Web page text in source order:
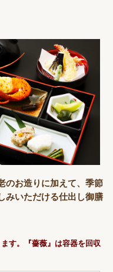
のお造りに加えて、季節
みいただける仕出し御膳
す。『薔薇』は容器を回収